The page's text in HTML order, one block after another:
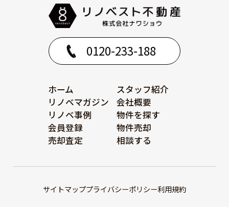
0120-233-188
ホーム
スタッフ紹介
リノベマガジン
会社概要
リノベ事例
物件を探す
会員登録
物件売却
売却査定
相談する
サイトマッププライバシーポリシー利用規約